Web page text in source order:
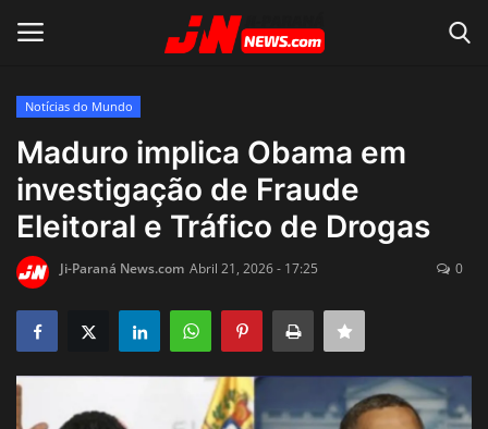
Home
Acidente
Polícia
Notícias do Mundo
Maduro implica Obama em
investigação de Fraude
Eleitoral e Tráfico de Drogas
Ji-Paraná News.com Abril 21, 2026 - 17:25 0